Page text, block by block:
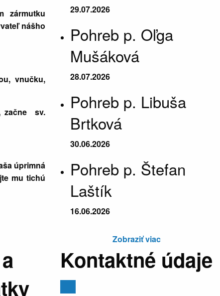
zármutku
nášho
vnučku,
začne sv.
úprimná
mu tichú
29.07.2026
Pohreb p. Oľga
Mušáková
28.07.2026
Pohreb p. Libuša
Brtková
30.06.2026
Pohreb p. Štefan
Laštík
16.06.2026
Zobraziť viac
Kontaktné údaje